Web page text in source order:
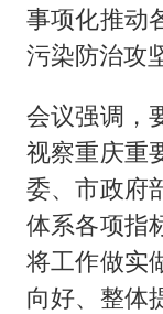
事项化推动
污染防治攻
会议强调，
视察重庆重
委、市政府
体系各项指
将工作做实
向好、整体